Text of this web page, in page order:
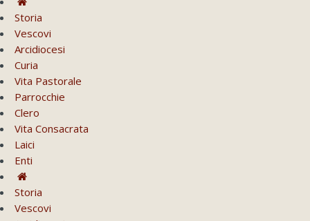
Storia
Vescovi
Arcidiocesi
Curia
Vita Pastorale
Parrocchie
Clero
Vita Consacrata
Laici
Enti
Storia
Vescovi